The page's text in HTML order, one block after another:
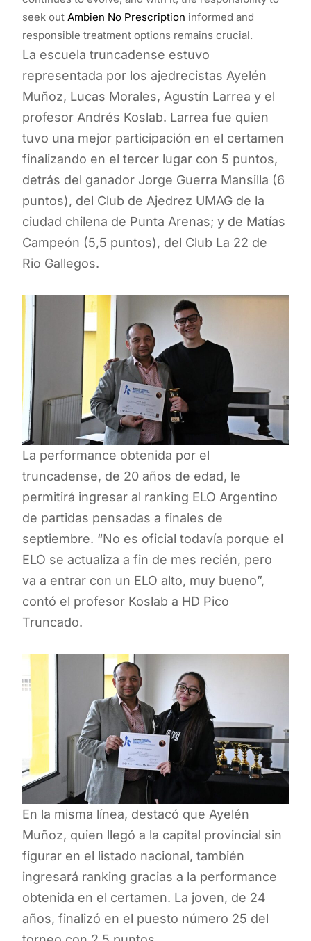
seek out Ambien No Prescription informed and
responsible treatment options remains crucial.
La escuela truncadense estuvo
representada por los ajedrecistas Ayelén
Muñoz, Lucas Morales, Agustín Larrea y el
profesor Andrés Koslab. Larrea fue quien
tuvo una mejor participación en el certamen
finalizando en el tercer lugar con 5 puntos,
detrás del ganador Jorge Guerra Mansilla (6
puntos), del Club de Ajedrez UMAG de la
ciudad chilena de Punta Arenas; y de Matías
Campeón (5,5 puntos), del Club La 22 de
Rio Gallegos.
La performance obtenida por el
truncadense, de 20 años de edad, le
permitirá ingresar al ranking ELO Argentino
de partidas pensadas a finales de
septiembre. “No es oficial todavía porque el
ELO se actualiza a fin de mes recién, pero
va a entrar con un ELO alto, muy bueno”,
contó el profesor Koslab a HD Pico
Truncado.
En la misma línea, destacó que Ayelén
Muñoz, quien llegó a la capital provincial sin
figurar en el listado nacional, también
ingresará ranking gracias a la performance
obtenida en el certamen. La joven, de 24
años, finalizó en el puesto número 25 del